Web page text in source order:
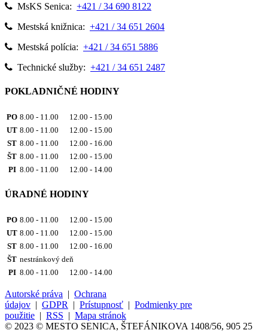
MsKS Senica: +421 / 34 690 8122
Mestská knižnica: +421 / 34 651 2604
Mestská polícia: +421 / 34 651 5886
Technické služby: +421 / 34 651 2487
POKLADNIČNÉ HODINY
PO 8.00 - 11.00 12.00 - 15.00
UT 8.00 - 11.00 12.00 - 15.00
ST 8.00 - 11.00 12.00 - 16.00
ŠT 8.00 - 11.00 12.00 - 15.00
PI 8.00 - 11.00 12.00 - 14.00
ÚRADNÉ HODINY
PO 8.00 - 11.00 12.00 - 15.00
UT 8.00 - 11.00 12.00 - 15.00
ST 8.00 - 11.00 12.00 - 16.00
ŠT nestránkový deň
PI 8.00 - 11.00 12.00 - 14.00
Autorské práva
Ochrana
údajov
GDPR Prístupnosť
Podmienky pre
použitie
RSS
Mapa stránok
© 2023 © MESTO SENICA, ŠTEFÁNIKOVA 1408/56, 905 25